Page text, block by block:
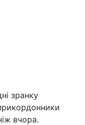
зранку
вчора.